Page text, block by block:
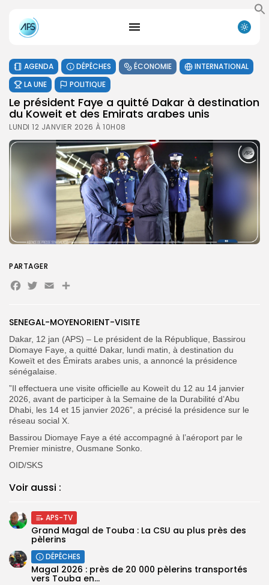
Search
FR
AGENDA DÉPÊCHES ÉCONOMIE
INTERNATIONAL
LA UNE
POLITIQUE
Le président Faye a quitté Dakar à destination
du Koweit et des Emirats arabes unis
LUNDI 12 JANVIER 2026 À 10H08
SENEGAL-MOYENORIENT-VISITE
Dakar, 12 jan (APS) – Le président de la République, Bassirou
Diomaye Faye, a quitté Dakar, lundi matin, à destination du
Koweït et des Émirats arabes unis, a annoncé la présidence
sénégalaise.
”Il effectuera une visite officielle au Koweït du 12 au 14 janvier
2026, avant de participer à la Semaine de la Durabilité d’Abu
Dhabi, les 14 et 15 janvier 2026”, a précisé la présidence sur le
réseau social X.
Bassirou Diomaye Faye a été accompagné à l’aéroport par le
Premier ministre, Ousmane Sonko.
OID/SKS
Voir aussi :
APS-TV
Grand Magal de Touba : La CSU au plus près des
pèlerins
DÉPÊCHES
Magal 2026 : près de 20 000 pèlerins transportés
vers Touba en...
PARTAGER
Facebook
Twitter
EmailPartager